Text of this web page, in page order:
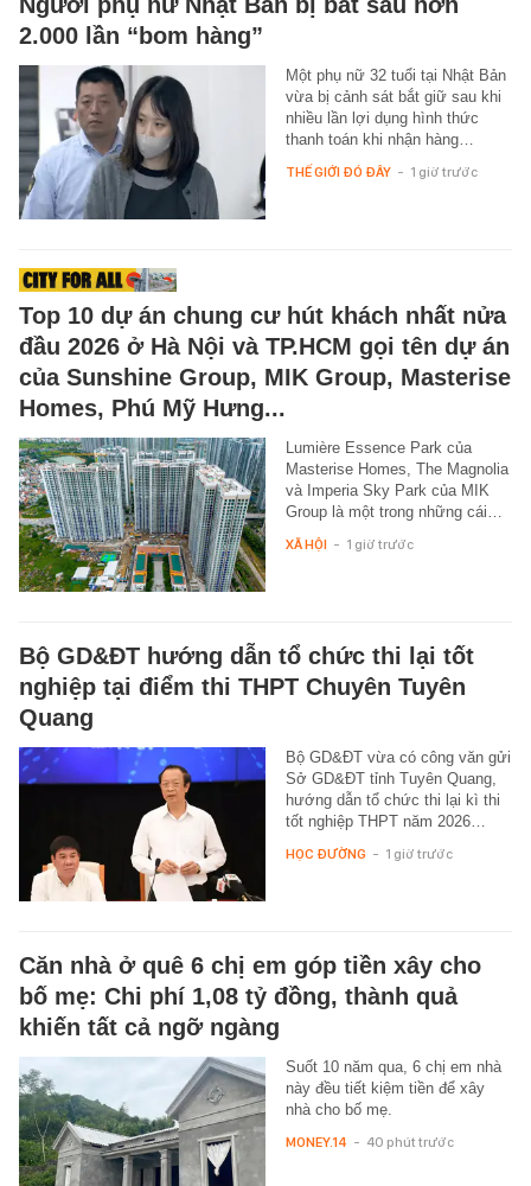
2.000 lần “bom hàng”
Một phụ nữ 32 tuổi tại Nhật Bản
vừa bị cảnh sát bắt giữ sau khi
nhiều lần lợi dụng hình thức
thanh toán khi nhận hàng…
THẾ GIỚI ĐÓ ĐÂY - 1 giờ trước
Top 10 dự án chung cư hút khách nhất nửa
đầu 2026 ở Hà Nội và TP.HCM gọi tên dự án
của Sunshine Group, MIK Group, Masterise
Homes, Phú Mỹ Hưng...
Lumière Essence Park của
Masterise Homes, The Magnolia
và Imperia Sky Park của MIK
Group là một trong những cái…
XÃ HỘI - 1 giờ trước
Bộ GD&ĐT hướng dẫn tổ chức thi lại tốt
nghiệp tại điểm thi THPT Chuyên Tuyên
Quang
Bộ GD&ĐT vừa có công văn gửi
Sở GD&ĐT tỉnh Tuyên Quang,
hướng dẫn tổ chức thi lại kì thi
tốt nghiệp THPT năm 2026…
HỌC ĐƯỜNG - 1 giờ trước
Căn nhà ở quê 6 chị em góp tiền xây cho
bố mẹ: Chi phí 1,08 tỷ đồng, thành quả
khiến tất cả ngỡ ngàng
Suốt 10 năm qua, 6 chị em nhà
này đều tiết kiệm tiền để xây
nhà cho bố mẹ.
MONEY.14 - 40 phút trước